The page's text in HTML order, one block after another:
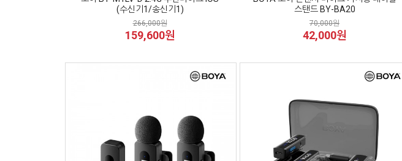
(수신기1/송신기1)
266,000원
159,600원
스탠드 BY-BA20
70,000원
42,000원